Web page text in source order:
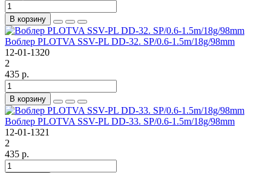
В корзину
Воблер PLOTVA SSV-PL DD-32. SP/0.6-1.5m/18g/98mm
12-01-1320
2
435 р.
В корзину
Воблер PLOTVA SSV-PL DD-33. SP/0.6-1.5m/18g/98mm
12-01-1321
2
435 р.